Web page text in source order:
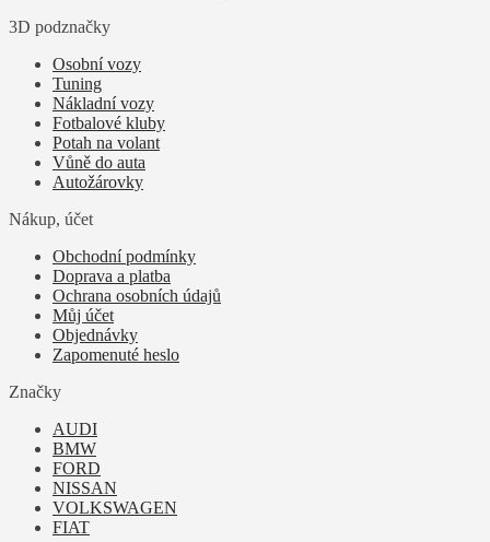
3D podznačky
Osobní vozy
Tuning
Nákladní vozy
Fotbalové kluby
Potah na volant
Vůně do auta
Autožárovky
Nákup, účet
Obchodní podmínky
Doprava a platba
Ochrana osobních údajů
Můj účet
Objednávky
Zapomenuté heslo
Značky
AUDI
BMW
FORD
NISSAN
VOLKSWAGEN
FIAT